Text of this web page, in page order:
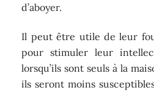
d’aboyer.
Il peut être utile de leur
pour stimuler leur
lorsqu’ils sont seuls à la
ils seront moins